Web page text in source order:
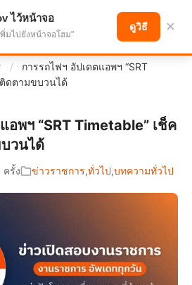
าคตที่ก้าวหน้า
/
การรถไฟฯ อัปเดตแอพฯ “SRT
ดตามขบวนได้
อพฯ “SRT Timetable” เช็ค
วนได้
ครั้ง ข่าวราชการ,ทั่วไป,บทความทั่วไป
ไว้หน้าจอ
มไปยังหน้าจอโฮม"
ดูวิธี ×